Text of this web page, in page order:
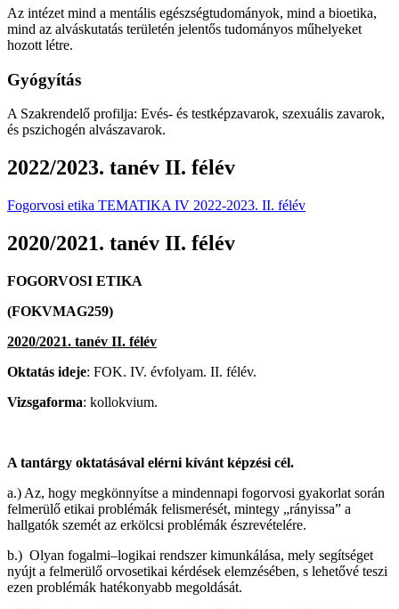
Az intézet mind a mentális egészségtudományok, mind a bioetika,
mind az alváskutatás területén jelentős tudományos műhelyeket
hozott létre.
Gyógyítás
A Szakrendelő profilja: Evés- és testképzavarok, szexuális zavarok,
és pszichogén alvászavarok.
2022/2023. tanév II. félév
Fogorvosi etika TEMATIKA IV 2022-2023. II. félév
2020/2021. tanév II. félév
FOGORVOSI ETIKA
(FOKVMAG259)
2020/2021. tanév II. félév
Oktatás ideje: FOK. IV. évfolyam. II. félév.
Vizsgaforma: kollokvium.
A tantárgy oktatásával elérni kívánt képzési cél.
a.) Az, hogy megkönnyítse a mindennapi fogorvosi gyakorlat során
felmerülő etikai problémák felismerését, mintegy „rányissa” a
hallgatók szemét az erkölcsi problémák észrevételére.
b.) Olyan fogalmi–logikai rendszer kimunkálása, mely segítséget
nyújt a felmerülő orvosetikai kérdések elemzésében, s lehetővé teszi
ezen problémák hatékonyabb megoldását.